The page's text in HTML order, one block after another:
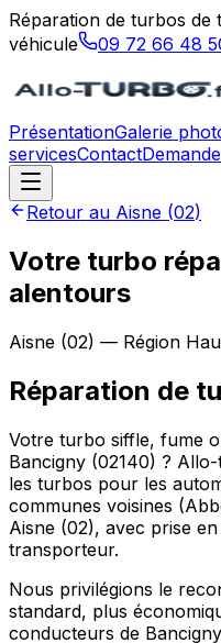
Réparation de turbos
véhicule
09 72 66 48
PrésentationGalerie
servicesContact
Retour au Aisne (02)
Votre turbo
alentours
Aisne (02) — Région
Réparation de
Votre turbo siffle, fume
Bancigny (02140) ?
les turbos pour les
communes voisines
Aisne (02), avec prise
transporteur.
Nous privilégions le
standard, plus
conducteurs de